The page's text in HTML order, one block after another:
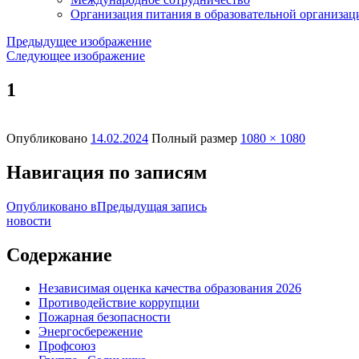
Организация питания в образовательной
Предыдущее изображение
Следующее изображение
1
Опубликовано 14.02.2024 Полный размер 1080 × 1080
Навигация по записям
Опубликовано вПредыдущая запись
новости
Содержание
Независимая оценка качества образования 2026
Противодействие коррупции
Пожарная безопасности
Энергосбережение
Профсоюз